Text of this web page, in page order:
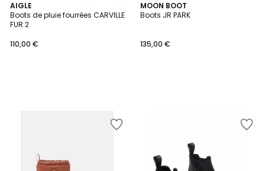
AIGLE
Boots de pluie fourrées CARVILLE
FUR 2
110,00 €
MOON BOOT
Boots JR PARK
135,00 €